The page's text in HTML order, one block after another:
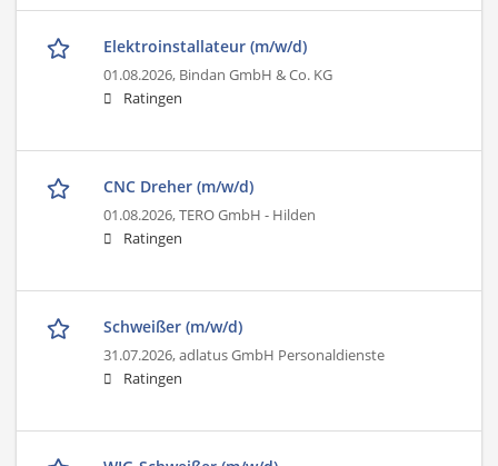
Elektroinstallateur (m/w/d)
01.08.2026, Bindan GmbH & Co. KG
Ratingen
CNC Dreher (m/w/d)
01.08.2026,TERO GmbH - Hilden
Ratingen
Schweißer (m/w/d)
31.07.2026,adlatus GmbH Personaldienste
Ratingen